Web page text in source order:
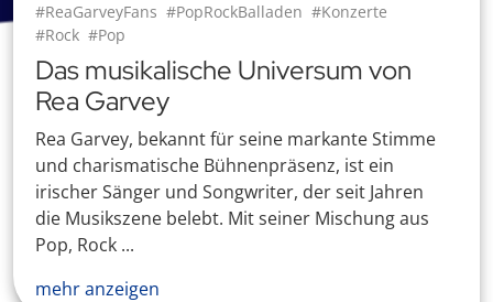
#ReaGarveyFans #PopRockBalladen #Konzerte
#Rock #Pop
Das musikalische Universum von
Rea Garvey
Rea Garvey, bekannt für seine markante Stimme
und charismatische Bühnenpräsenz, ist ein
irischer Sänger und Songwriter, der seit Jahren
die Musikszene belebt. Mit seiner Mischung aus
Pop, Rock ...
mehr anzeigen